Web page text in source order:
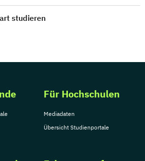
studieren
Für Hochschulen
Mediadaten
Übersicht Studienportale